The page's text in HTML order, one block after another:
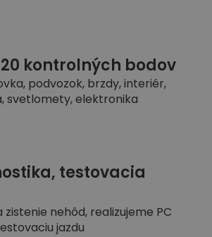
kontrolných bodov
podvozok, brzdy, interiér,
svetlomety, elektronika
testovacia
nehôd, realizujeme PC
jazdu